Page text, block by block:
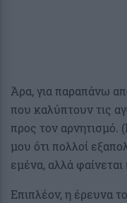
Άρα, για παραπάνω
που καλύπτουν τις
προς τον
μου ότι πολλοί
εμένα, αλλά
Επιπλέον, η έρευνα